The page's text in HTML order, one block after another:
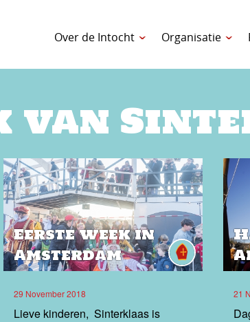
Over de Intocht Organisatie
van
Eerste week in
Amsterdam
29 November 2018
Lieve kinderen, Sinterklaas is
21